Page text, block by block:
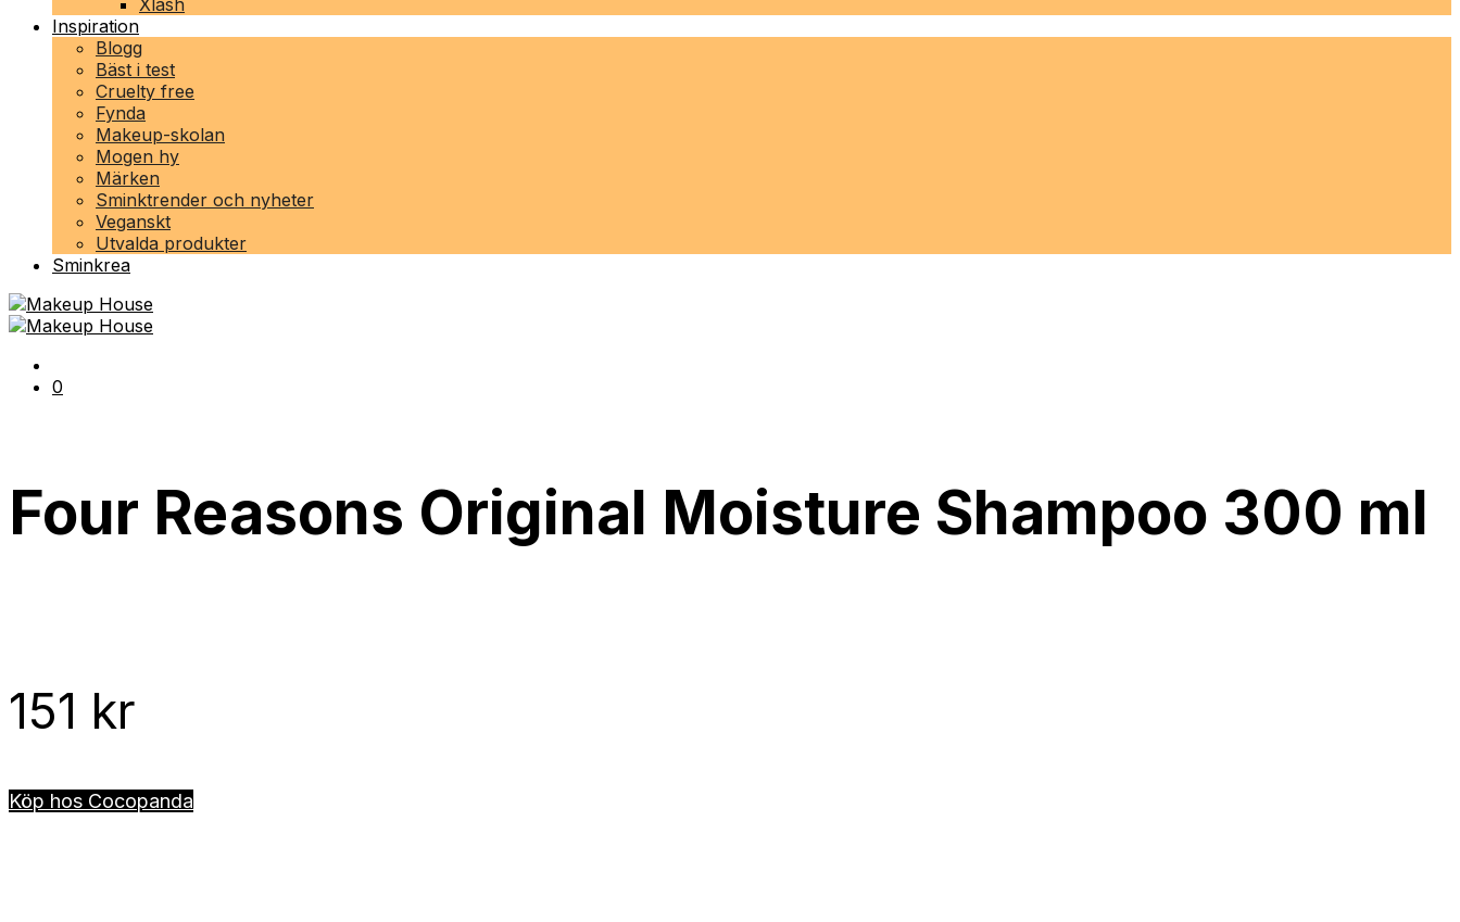
Xlash
Inspiration
Blogg
Bäst i test
Cruelty free
Fynda
Makeup-skolan
Mogen hy
Märken
Sminktrender och nyheter
Veganskt
Utvalda produkter
Sminkrea
0
Four Reasons Original Moisture Shampoo 300 ml
151 kr
Köp hos Cocopanda